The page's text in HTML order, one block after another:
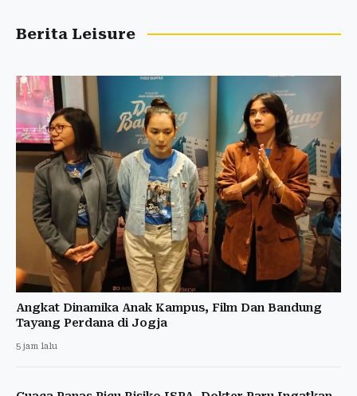
Berita Leisure
Angkat Dinamika Anak Kampus, Film Dan Bandung
Tayang Perdana di Jogja
5 jam lalu